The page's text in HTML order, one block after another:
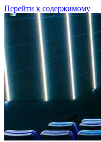
Перейти к содержимому